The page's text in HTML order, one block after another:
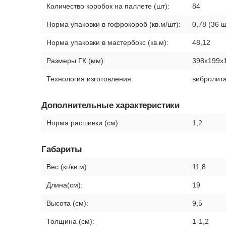
Количество коробок на паллете (шт): 84
Норма упаковки в гофрокороб (кв.м/шт): 0,78 (36
Норма упаковки в мастербокс (кв.м): 48,12
Размеры ГК (мм):
Технология изготовления:
Дополнительные характеристики
Норма расшивки (см): 1,2
Габариты
Вес (кг/кв.м): 11,8
Длина(см): 19
Высота (см): 9,5
Толщина (см): 1-1,2